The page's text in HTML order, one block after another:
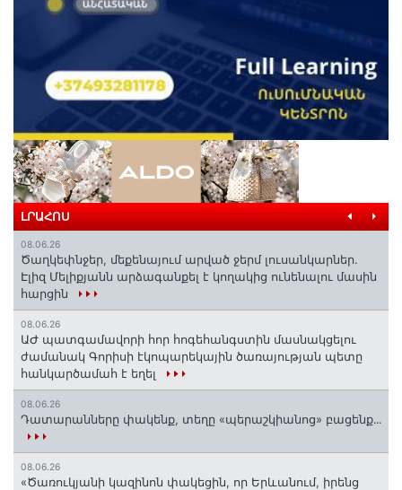
ԼՐԱՀՈՍ
08.06.26
Ծաղկեփնջեր, մեքենայում արված ջերմ լուսանկարներ.
Էլիզ Մելիքյանն արձագանքել է կողակից ունենալու մասին
հարցին
08.06.26
ԱԺ պատգամավորի հոր հոգեհանգստին մասնակցելու
ժամանակ Գորիսի էկոպարեկային ծառայության պետը
հանկարծամահ է եղել
08.06.26
Դատարանները փակենք, տեղը «պերաշկիանոց» բացենք․․․
08.06.26
«Ծառուկյանի կազինոն փակեցին, որ Երևանում, իրենց